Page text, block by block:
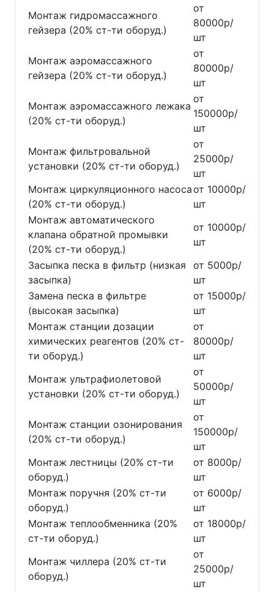
Монтаж гидромассажного
гейзера (20% ст-ти оборуд.)
от
80000р/
шт
Монтаж аэромассажного
гейзера (20% ст-ти оборуд.)
от
80000р/
шт
Монтаж аэромассажного лежака
(20% ст-ти оборуд.)
от
150000р/
шт
Монтаж фильтровальной
установки (20% ст-ти оборуд.)
от
25000р/
шт
Монтаж циркуляционного насоса
(20% ст-ти оборуд.)
от 10000р/
шт
Монтаж автоматического
клапана обратной промывки
(20% ст-ти оборуд.)
от 10000р/
шт
Засыпка песка в фильтр (низкая
засыпка)
от 5000р/
шт
Замена песка в фильтре
(высокая засыпка)
от 15000р/
шт
Монтаж станции дозации
химических реагентов (20% ст-
ти оборуд.)
от
80000р/
шт
Монтаж ультрафиолетовой
установки (20% ст-ти оборуд.)
от
50000р/
шт
Монтаж станции озонирования
(20% ст-ти оборуд.)
от
150000р/
шт
Монтаж лестницы (20% ст-ти
оборуд.)
от 8000р/
шт
Монтаж поручня (20% ст-ти
оборуд.)
от 6000р/
шт
Монтаж теплообменника (20%
ст-ти оборуд.)
от 18000р/
шт
Монтаж чиллера (20% ст-ти
оборуд.)
от
25000р/
шт